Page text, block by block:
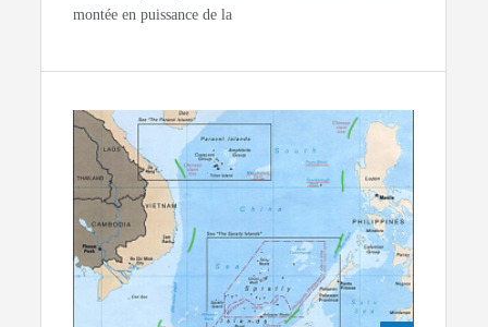
montée en puissance de la